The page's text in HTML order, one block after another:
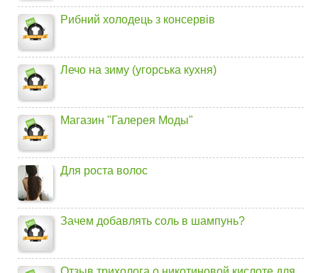
Рибний холодець з консервів
Лечо на зиму (угорська кухня)
Магазин "Галерея Моды"
Для роста волос
Зачем добавлять соль в шампунь?